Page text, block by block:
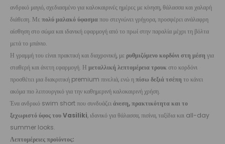
ανδρικό μαγιό, σχεδιασμένο για καλοκαιρινές ημέρες με κίνηση, θάλασσα και χαλαρή
διάθεση. Μεπολύ μαλακό ύφασμαπου στεγνώνει γρήγορα, προσφέρει ανάλαφρη
αίσθηση στο σώμα και ιδανική εφαρμογή από το πρωί στην παραλία μέχρι τη βόλτα
μετά το μπάνιο.
Η γραμμή του είναι πρακτική και διαχρονική, με ρυθμιζόμενο κορδόνι στη μέση για
σταθερή και άνετη εφαρμογή. Η μεταλλική λεπτομέρεια τρουκ στο κορδόνι
προσθέτει μια διακριτική premium πινελιά, ενώ ηπίσω δεξιά τσέπη το κάνει
ακόμα πιο λειτουργικό για την καθημερινή καλοκαιρινή χρήση.
Ένα ανδρικό swim short που συνδυάζειάνεση, πρακτικότητα και το
ξεχωριστό ύφος του Vasiliki, ιδανικό για θάλασσα, πισίνα, ταξίδια και all-day
summer looks.
Λεπτομέρειες προϊόντος: